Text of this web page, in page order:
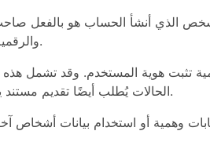
الذي أنشأ الحساب هو بالفعل
والرقمية باسم "اعرف عميلك"، وهي جزء أساسي من السياسات الأمنية الحديثة.
تثبت هوية المستخدم. وقد تشمل هذه
الحالات يُطلب أيضًا تقديم مستند يثبت عنوان السكن، مثل فاتورة خدمات أو كشف حساب مصرفي حديث.
وهمية أو استخدام بيانات أشخاص